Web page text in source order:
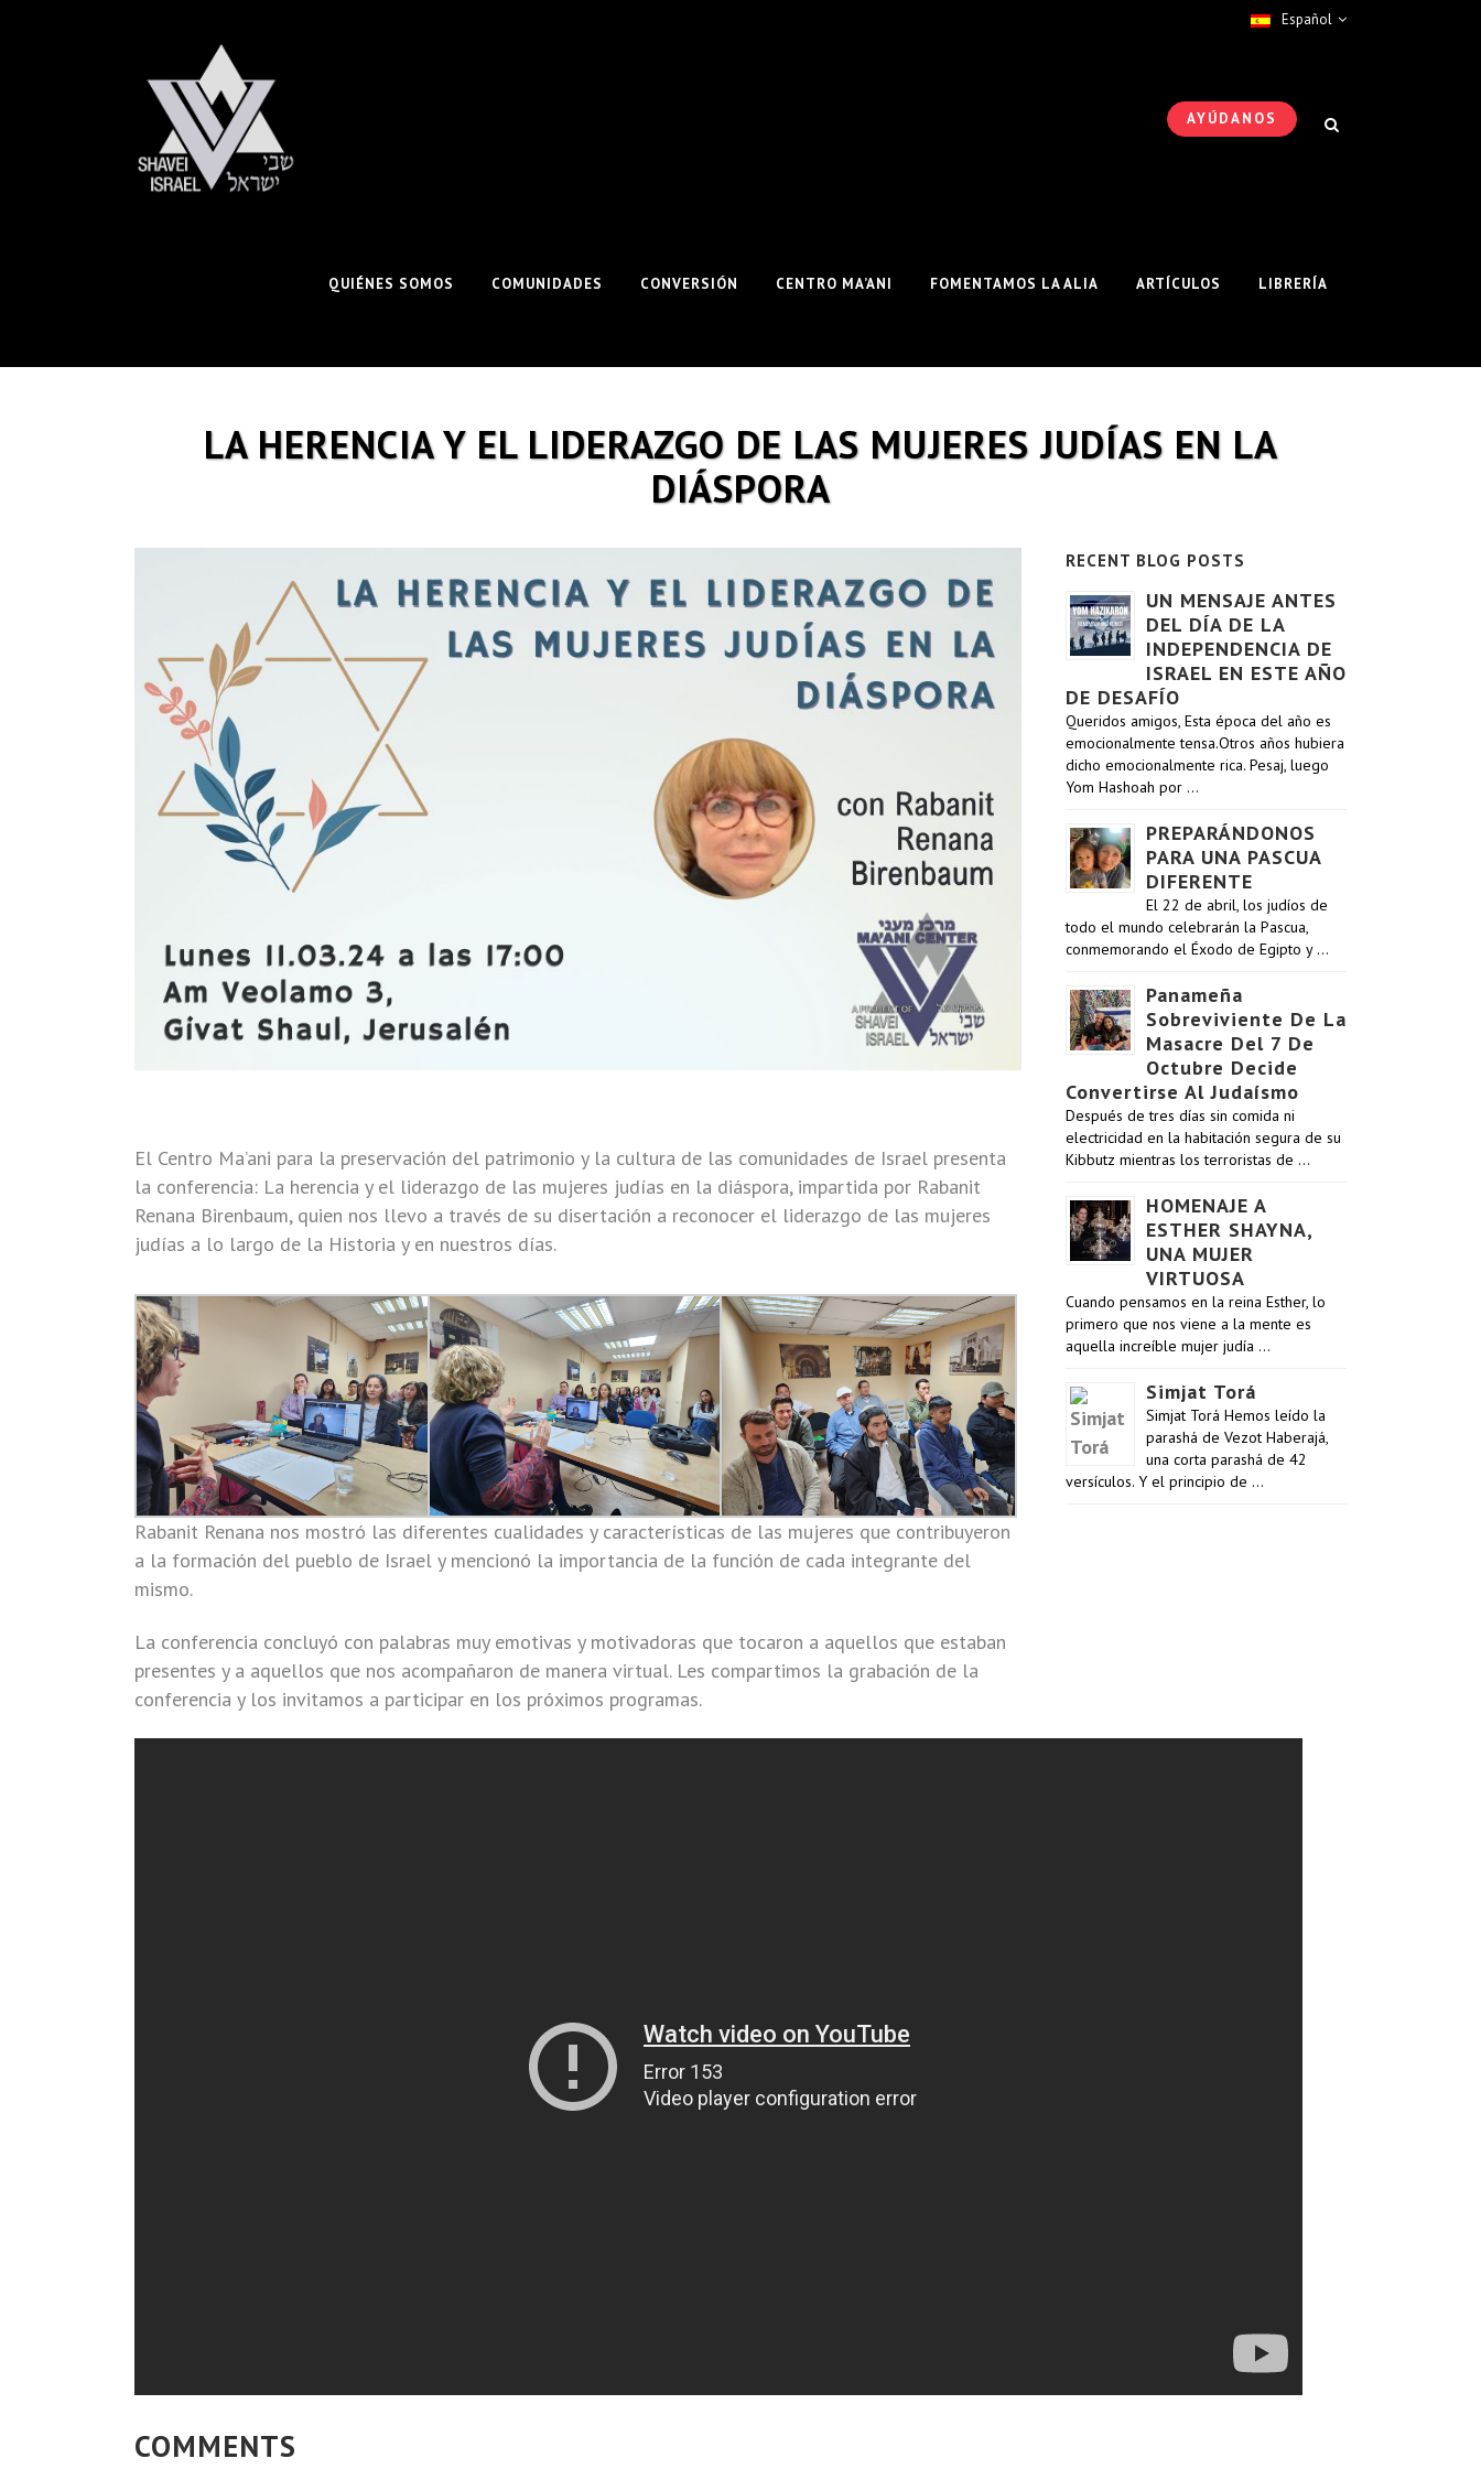
Español
AYÚDANOS
QUIÉNES SOMOS COMUNIDADES CONVERSIÓN CENTRO MA’ANI FOMENTAMOS LA ALIA ARTÍCULOS LIBRERÍA
LA HERENCIA Y EL LIDERAZGO DE LAS MUJERES JUDÍAS EN LA
DIÁSPORA
El Centro Ma’ani para la preservación del patrimonio y la cultura de las comunidades de Israel presenta
la conferencia: La herencia y el liderazgo de las mujeres judías en la diáspora, impartida por Rabanit
Renana Birenbaum, quien nos llevo a través de su disertación a reconocer el liderazgo de las mujeres
judías a lo largo de la Historia y en nuestros días.
Rabanit Renana nos mostró las diferentes cualidades y características de las mujeres que contribuyeron
a la formación del pueblo de Israel y mencionó la importancia de la función de cada integrante del
mismo.
La conferencia concluyó con palabras muy emotivas y motivadoras que tocaron a aquellos que estaban
presentes y a aquellos que nos acompañaron de manera virtual. Les compartimos la grabación de la
conferencia y los invitamos a participar en los próximos programas.
COMMENTS
RECENT BLOG POSTS
UN MENSAJE ANTES
DEL DÍA DE LA
INDEPENDENCIA DE
ISRAEL EN ESTE AÑO
DE DESAFÍO
Queridos amigos, Esta época del año es
emocionalmente tensa.Otros años hubiera
dicho emocionalmente rica. Pesaj, luego
Yom Hashoah por …
PREPARÁNDONOS
PARA UNA PASCUA
DIFERENTE
El 22 de abril, los judíos de
todo el mundo celebrarán la Pascua,
conmemorando el Éxodo de Egipto y …
Panameña
Sobreviviente De La
Masacre Del 7 De
Octubre Decide
Convertirse Al Judaísmo
Después de tres días sin comida ni
electricidad en la habitación segura de su
Kibbutz mientras los terroristas de …
HOMENAJE A
ESTHER SHAYNA,
UNA MUJER
VIRTUOSA
Cuando pensamos en la reina Esther, lo
primero que nos viene a la mente es
aquella increíble mujer judía …
Simjat Torá
Simjat Torá Hemos leído la
parashá de Vezot Haberajá,
una corta parashá de 42
versículos. Y el principio de …